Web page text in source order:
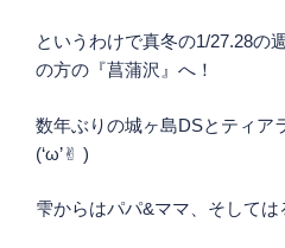
というわけで真冬の1/27.28の
の方の『菖蒲沢』へ！
数年ぶりの城ヶ島DSとティア
(‘ω’✌︎ )
雫からはパパ&ママ、そしては